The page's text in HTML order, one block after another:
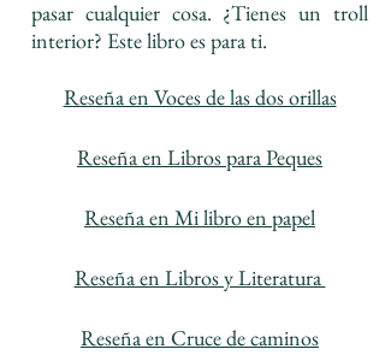
pasar cualquier cosa. ¿Tienes un troll
interior? Este libro es para ti.
Reseña en Voces de las dos orillas
Reseña en Libros para Peques
Reseña en Mi libro en papel
Reseña en Libros y Literatura
Reseña en Cruce de caminos